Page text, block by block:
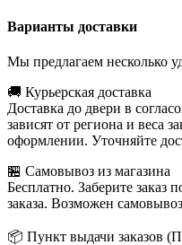
Варианты доставки
Мы предлагаем несколько
🚚 Курьерская доставка
Доставка до двери в
зависят от региона и веса
оформлении. Уточняйте
🏪 Самовывоз из магазина
Бесплатно. Заберите заказ
заказа. Возможен
📦 Пункт выдачи заказов